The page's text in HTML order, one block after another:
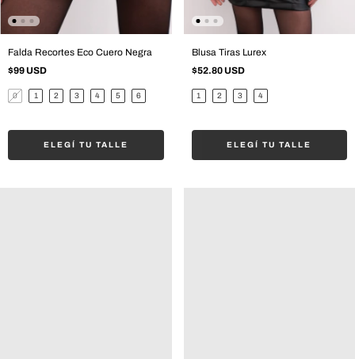
Falda Recortes Eco Cuero Negra
$99 USD
0 1 2 3 4 5 6
ELEGÍ TU TALLE
Blusa Tiras Lurex
$52.80 USD
1 2 3 4
ELEGÍ TU TALLE